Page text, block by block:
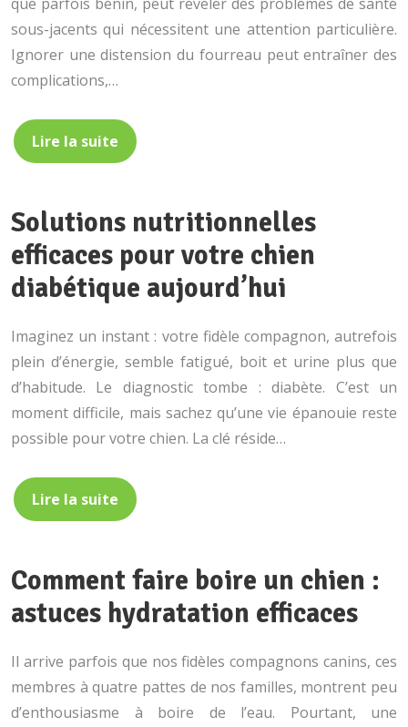
sous-jacents qui nécessitent une attention particulière.
Ignorer une distension du fourreau peut entraîner des
complications,…
Lire la suite
Solutions nutritionnelles
efficaces pour votre chien
diabétique aujourd’hui
Imaginez un instant : votre fidèle compagnon, autrefois
plein d’énergie, semble fatigué, boit et urine plus que
d’habitude. Le diagnostic tombe : diabète. C’est un
moment difficile, mais sachez qu’une vie épanouie reste
possible pour votre chien. La clé réside…
Lire la suite
Comment faire boire un chien :
astuces hydratation efficaces
Il arrive parfois que nos fidèles compagnons canins, ces
membres à quatre pattes de nos familles, montrent peu
d’enthousiasme à boire de l’eau. Pourtant, une